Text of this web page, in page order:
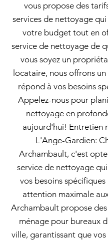
vous propose des
services de nettoyage
votre budget tout en
service de nettoyage de
vous soyez un
locataire, nous offrons
répond à vos besoins
Appelez-nous pour
nettoyage en
aujourd'hui! Entretien
L'Ange-Gardien:
Archambault, c'est
service de nettoyage
vos besoins spécifiques
attention maximale
Archambault propose des
ménage pour bureaux
ville, garantissant que vos